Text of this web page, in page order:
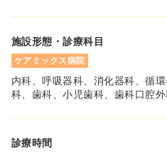
施設形態・診療科目
ケアミックス病院
内科、呼吸器科、消化器科、循
科、歯科、小児歯科、歯科口腔
診療時間